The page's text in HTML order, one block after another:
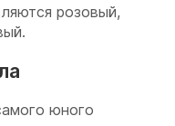
розовый,
юного